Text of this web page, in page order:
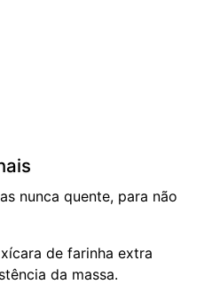
nunca quente, para não
de farinha extra
da massa.